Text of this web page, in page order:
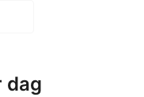
dag